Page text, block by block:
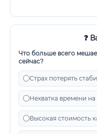
❓
Что больше всего
сейчас?
Страх потерять
Нехватка времени
Высокая стоимость